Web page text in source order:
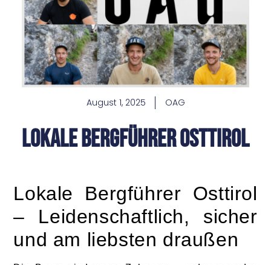
August 1, 2025 OAG
Lokale Bergführer Osttirol
Lokale Bergführer Osttirol
– Leidenschaftlich, sicher
und am liebsten draußen